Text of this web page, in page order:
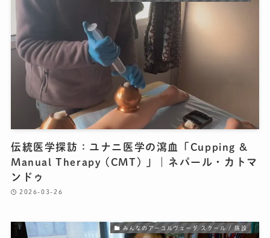
伝統医学探訪：ユナニ医学の瀉血「Cupping &
Manual Therapy (CMT) 」｜ネパール・カトマ
ンドゥ
2026-03-26
みんなのアーユルヴェーダ スクール / 施設